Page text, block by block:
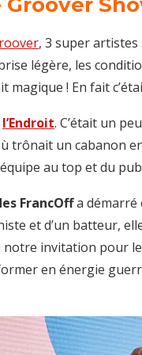
Groover
, 3 super
légère, les
magique ! En fait
l’Endroit. C’était un
trônait un cabanon
au top et du
FrancOffa démarré
et d’un batteur,
invitation pour
en énergie